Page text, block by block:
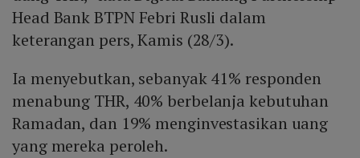
Head Bank BTPN Febri Rusli dalam
keterangan pers, Kamis (28/3).
Ia menyebutkan, sebanyak 41% responden
menabung THR, 40% berbelanja kebutuhan
Ramadan, dan 19% menginvestasikan uang
yang mereka peroleh.